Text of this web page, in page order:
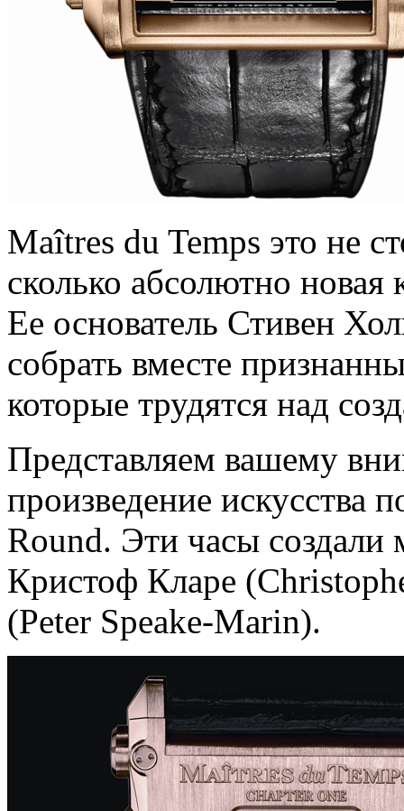
Maîtres du Temps это не
сколько абсолютно
Ее основатель Стивен
собрать вместе
которые трудятся над
Представляем вашему
произведение искусства
Round. Эти часы создали
Кристоф Кларе
(Peter Speake-Marin).